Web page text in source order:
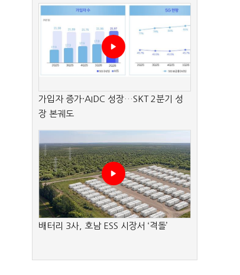
가입자 증가·AIDC 성장…SKT 2분기 성
장 본궤도
배터리 3사, 호남 ESS 시장서 ‘격돌’